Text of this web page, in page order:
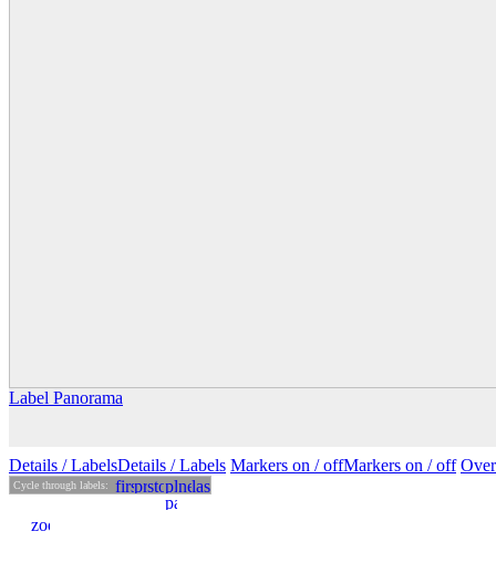
Label Panorama
Details / LabelsDetails /Labels Markers on /offMarkers on / off
Cycle through labels: